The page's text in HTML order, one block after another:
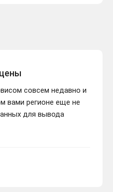
совсем недавно и
вами регионе еще не
для вывода